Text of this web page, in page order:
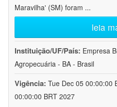
Maravilha' (SM) foram ...
leia
Instituição/UF/País: Empresa
Agropecuária - BA - Brasil
Vigência: Tue Dec 05 00:00:00
00:00:00 BRT 2027